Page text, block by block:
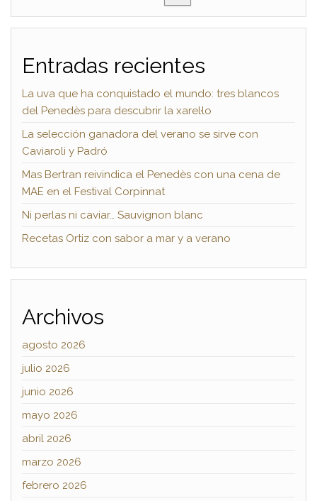
Entradas recientes
La uva que ha conquistado el mundo: tres blancos
del Penedès para descubrir la xarel·lo
La selección ganadora del verano se sirve con
Caviaroli y Padró
Mas Bertran reivindica el Penedès con una cena de
MAE en el Festival Corpinnat
Ni perlas ni caviar… Sauvignon blanc
Recetas Ortiz con sabor a mar y a verano
Archivos
agosto 2026
julio 2026
junio 2026
mayo 2026
abril 2026
marzo 2026
febrero 2026